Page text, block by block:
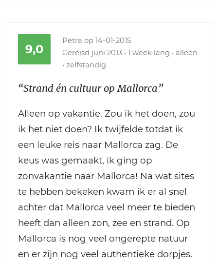
9,0
Petra op 14-01-2015
Gereisd juni 2013 • 1 week lang • alleen
• zelfstandig
“Strand én cultuur op Mallorca”
Alleen op vakantie. Zou ik het doen, zou
ik het niet doen? Ik twijfelde totdat ik
een leuke reis naar Mallorca zag. De
keus was gemaakt, ik ging op
zonvakantie naar Mallorca! Na wat sites
te hebben bekeken kwam ik er al snel
achter dat Mallorca veel meer te bieden
heeft dan alleen zon, zee en strand. Op
Mallorca is nog veel ongerepte natuur
en er zijn nog veel authentieke dorpjes.